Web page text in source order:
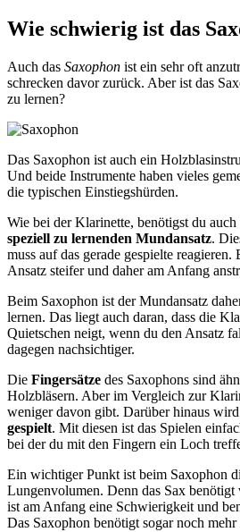
Wie schwierig ist das
Auch das Saxophon ist ein sehr oft
schrecken davor zurück. Aber ist das
zu lernen?
Das Saxophon ist auch ein
Und beide Instrumente haben vieles
die typischen Einstiegshürden.
Wie bei der Klarinette, benötigst du
speziell zu lernenden Mundansatz.
muss auf das gerade gespielte
Ansatz steifer und daher am Anfang
Beim Saxophon ist der Mundansatz
lernen. Das liegt auch daran, dass die
Quietschen neigt, wenn du den Ansatz
dagegen nachsichtiger.
Die Fingersätze des Saxophons sind
Holzbläsern. Aber im Vergleich zur
weniger davon gibt. Darüber hinaus wird
gespielt. Mit diesen ist das Spielen
bei der du mit den Fingern ein Loch
Ein wichtiger Punkt ist beim Saxophon
Lungenvolumen. Denn das Sax
ist am Anfang eine Schwierigkeit und
Das Saxophon benötigt sogar noch